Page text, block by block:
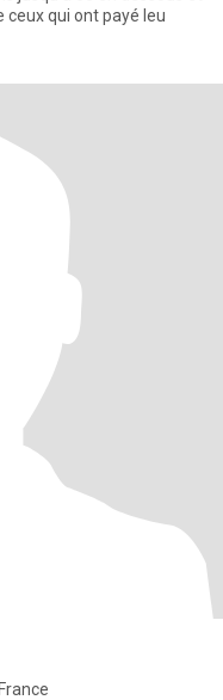
ceux qui ont payé leu